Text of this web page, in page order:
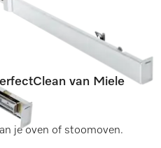
van Miele
je oven of stoomoven.